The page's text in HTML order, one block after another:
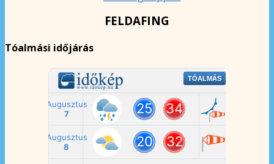
FELDAFING
Tóalmási időjárás